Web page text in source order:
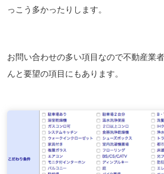
っこう多かったりします。
お問い合わせの多い項目なので不動産業
んと要望の項目にもあります。